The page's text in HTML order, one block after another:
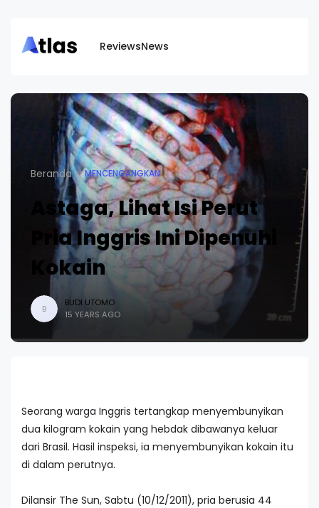
ReviewsNews
Beranda MENCENGANGKAN
Astaga, Lihat Isi Perut
Pria Inggris Ini Dipenuhi
Kokain
B
BUDI UTOMO
15 YEARS AGO
Seorang warga Inggris tertangkap menyembunyikan
dua kilogram kokain yang hebdak dibawanya keluar
dari Brasil. Hasil inspeksi, ia menyembunyikan kokain itu
di dalam perutnya.
Dilansir The Sun, Sabtu (10/12/2011), pria berusia 44